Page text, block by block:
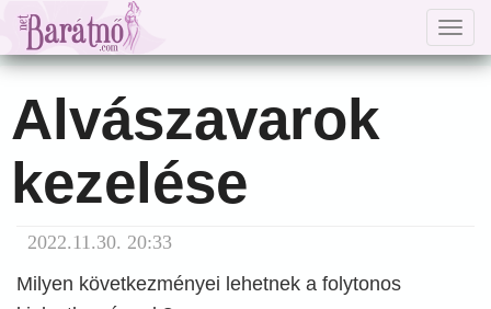
Alvászavarok
kezelése
2022.11.30. 20:33
Milyen következményei lehetnek a folytonos